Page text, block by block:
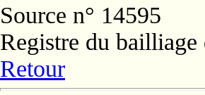
Source n° 14595
Registre du bailliage
Retour